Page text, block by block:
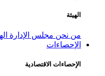
الهيئة
من نحن مجلس الإدارة
الإحصاءات
الإحصاءات الاقتصادية